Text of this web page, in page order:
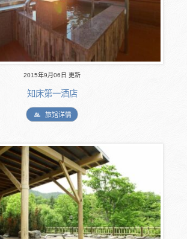
2015年9月06日 更新
知床第一酒店
旅馆详情